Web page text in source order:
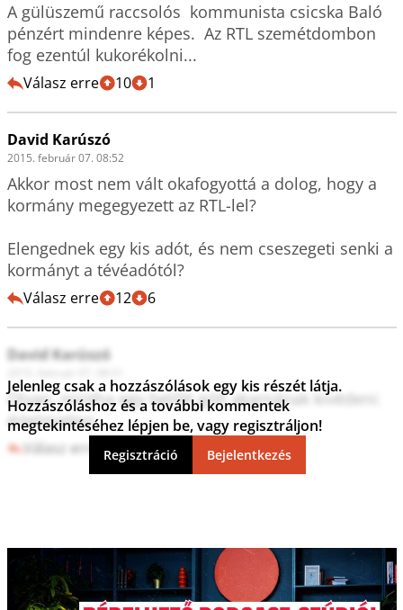
A gülüszemű raccsolós  kommunista csicska Baló
pénzért mindenre képes.  Az RTL szemétdombon
fog ezentúl kukorékolni...
Válasz erre 10 1
David Karúszó
2015. február 07. 08:52
Akkor most nem vált okafogyottá a dolog, hogy a
kormány megegyezett az RTL-lel?
Elengednek egy kis adót, és nem cseszegeti senki a
kormányt a tévéadótól?
Válasz erre 12 6
David Karúszó
Olyan, mintha egy belőtt gólt akarnának kivédeni:
értelmetlen.
Válasz erre 26 4
Jelenleg csak a hozzászólások egy kis részét látja.
Hozzászóláshoz és a további kommentek
megtekintéséhez lépjen be, vagy regisztráljon!
Regisztráció Bejelentkezés